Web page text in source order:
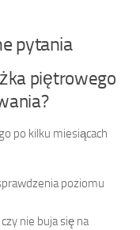
pytania
piętrowego
po kilku miesiącach
poziomu
nie buja się na